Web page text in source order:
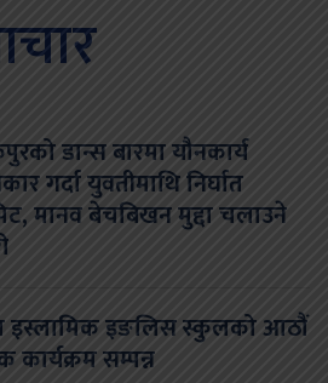
डान्स बारमा यौनकार्य
गर्दा युवतीमाथि निर्घात
मानव बेचबिखन मुद्दा चलाउने
इस्लामिक इङलिस स्कुलको आठौं
कार्यक्रम सम्पन्न